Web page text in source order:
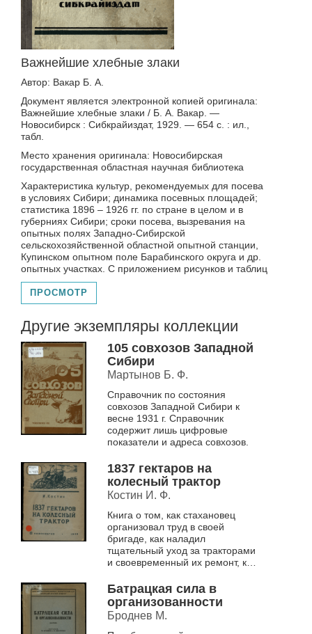
Важнейшие хлебные злаки
Автор: Вакар Б. А.
Документ является электронной копией оригинала:
Важнейшие хлебные злаки / Б. А. Вакар. —
Новосибирск : Сибкрайиздат, 1929. — 654 с. : ил.,
табл.
Место хранения оригинала: Новосибирская
государственная областная научная библиотека
Характеристика культур, рекомендуемых для посева
в условиях Сибири; динамика посевных площадей;
статистика 1896 – 1926 гг. по стране в целом и в
губерниях Сибири; сроки посева, вызревания на
опытных полях Западно-Сибирской
сельскохозяйственной областной опытной станции,
Купинском опытном поле Барабинского округа и др.
опытных участках. С приложением рисунков и таблиц
ПРОСМОТР
Другие экземпляры коллекции
105 совхозов Западной
Сибири
Мартынов Б. Ф.
Справочник по состояния
совхозов Западной Сибири к
весне 1931 г. Справочник
содержит лишь цифровые
показатели и адреса совхозов.
1837 гектаров на
колесный трактор
Костин И. Ф.
Книга о том, как стахановец
организовал труд в своей
бригаде, как наладил
тщательный уход за тракторами
и своевременный их ремонт, как
высокую выработку и экономию
горючего.
Батрацкая сила в
организованности
Броднев М.